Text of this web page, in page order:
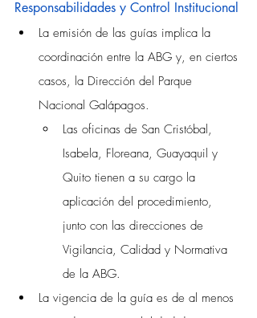
Responsabilidades y Control Institucional
La emisión de las guías implica la
coordinación entre la ABG y, en ciertos
casos, la Dirección del Parque
Nacional Galápagos.
Las oficinas de San Cristóbal,
Isabela, Floreana, Guayaquil y
Quito tienen a su cargo la
aplicación del procedimiento,
junto con las direcciones de
Vigilancia, Calidad y Normativa
de la ABG.
La vigencia de la guía es de al menos